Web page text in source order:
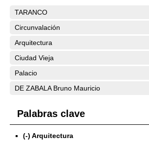
TARANCO
Circunvalación
Arquitectura
Ciudad Vieja
Palacio
DE ZABALA Bruno Mauricio
Palabras clave
(-) Arquitectura